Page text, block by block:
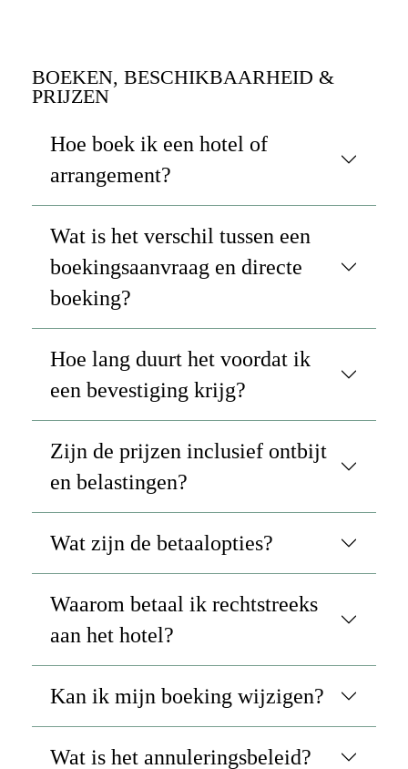
BOEKEN, BESCHIKBAARHEID &
PRIJZEN
Hoe boek ik een hotel of
arrangement?
Wat is het verschil tussen een
boekingsaanvraag en directe
boeking?
Hoe lang duurt het voordat ik
een bevestiging krijg?
Zijn de prijzen inclusief ontbijt
en belastingen?
Wat zijn de betaalopties?
Waarom betaal ik rechtstreeks
aan het hotel?
Kan ik mijn boeking wijzigen?
Wat is het annuleringsbeleid?